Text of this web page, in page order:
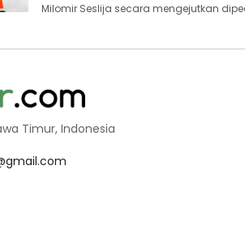
Milomir Seslija secara mengejutkan
Timur, Indonesia